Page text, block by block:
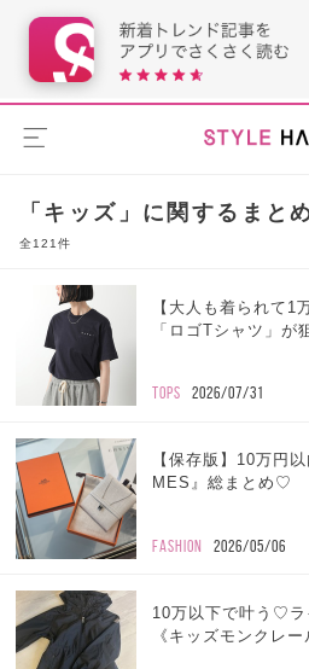
「キッズ」に関するまと
全121件
【大人も着られて
「ロゴTシャツ」が
TOPS 2026/07/31
【保存版】10万円
MES』総まとめ♡
FASHION 2026/05/06
10万以下で叶う♡ラ
《キッズモンクレ